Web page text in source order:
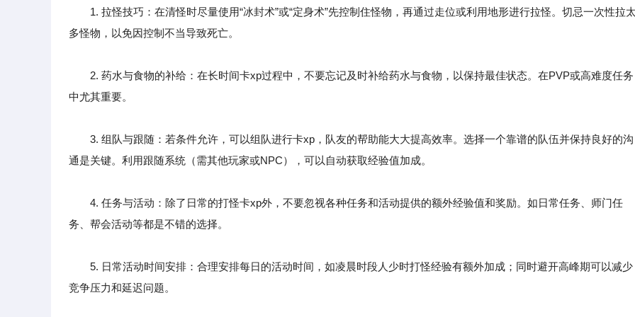
1. 拉怪技巧：在清怪时尽量使用“冰封术”或“定身术”先控制住怪物，再通过走位或利用地形进行拉怪。切忌一次性拉
多怪物，以免因控制不当导致死亡。
2. 药水与食物的补给：在长时间卡xp过程中，不要忘记及时补给药水与食物，以保持最佳状态。在PVP或高难度任务
中尤其重要。
3. 组队与跟随：若条件允许，可以组队进行卡xp，队友的帮助能大大提高效率。选择一个靠谱的队伍并保持良好的沟
通是关键。利用跟随系统（需其他玩家或NPC），可以自动获取经验值加成。
4. 任务与活动：除了日常的打怪卡xp外，不要忽视各种任务和活动提供的额外经验值和奖励。如日常任务、师门任
务、帮会活动等都是不错的选择。
5. 日常活动时间安排：合理安排每日的活动时间，如凌晨时段人少时打怪经验有额外加成；同时避开高峰期可以减少
竞争压力和延迟问题。